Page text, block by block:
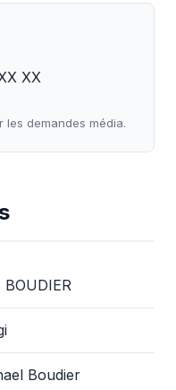
XX
les demandes média.
BOUDIER
Boudier